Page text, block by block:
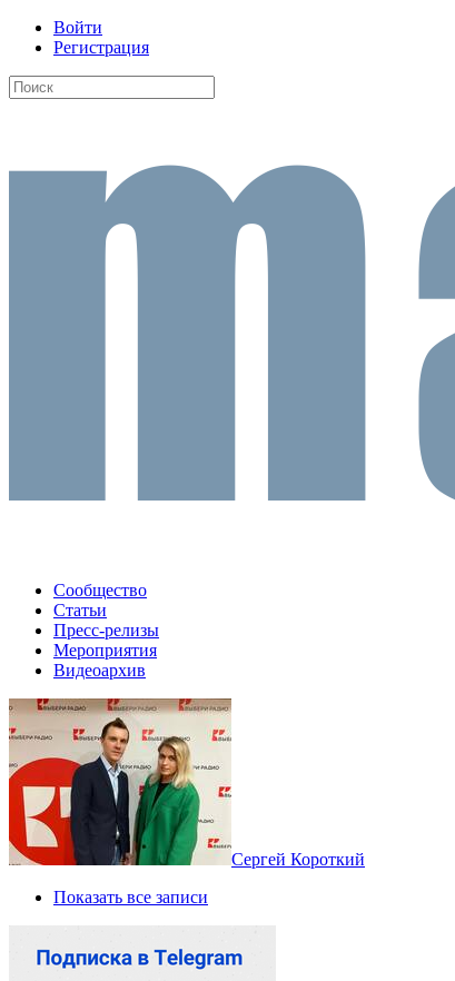
Войти
Регистрация
Сообщество
Статьи
Пресс-релизы
Мероприятия
Видеоархив
Сергей Короткий
Показать все записи